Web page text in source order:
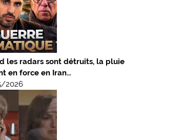
les radars sont détruits, la pluie
en force en Iran…
2026